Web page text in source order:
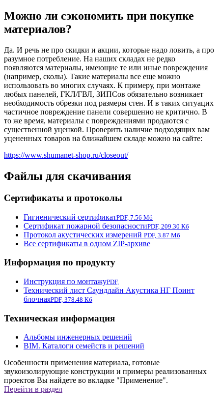
Можно ли сэкономить при покупке
материалов?
Да. И речь не про скидки и акции, которые надо ловить, а про
разумное потребление. На наших складах не редко
появляются материалы, имеющие те или иные повреждения
(например, сколы). Такие материалы все еще можно
использовать во многих случаях. К примеру, при монтаже
любых панелей, ГКЛ/ГВЛ, ЗИПСов обязательно возникает
необходимость обрезки под размеры стен. И в таких ситуацих
частичное повреждение панели совершенно не критично. В
то же время, материалы с повреждениями продаются с
существенной уценкой. Проверить наличие подходящих вам
уцененных товаров на ближайшем складе можно на сайте:
https://www.shumanet-shop.ru/closeout/
Файлы для скачивания
Сертификаты и протоколы
Гигиенический сертификатPDF, 7.56 Мб
Сертификат пожарной безопасностиPDF, 209.30 Кб
Протокол акустических измерений PDF, 3.87 Мб
Все сертификаты в одном ZIP-архиве
Информация по продукту
Инструкция по монтажуPDF,
Технический лист Саундлайн Акустика НГ Поинт
блочнаяPDF, 378.48 Кб
Техническая информация
Альбомы инженерных решений
BIM. Каталоги семейств и решений
Особенности применения материала, готовые
звукоизолирующие конструкции и примеры реализованных
проектов Вы найдете во вкладке "Применение".
Перейти в раздел